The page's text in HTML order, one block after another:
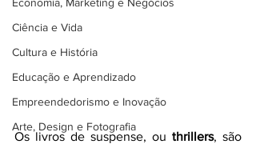
Ciência e Vida
Cultura e História
Educação e Aprendizado
Empreendedorismo e Inovação
Arte, Design e Fotografia
Os livros de suspense, ou thrillers, são